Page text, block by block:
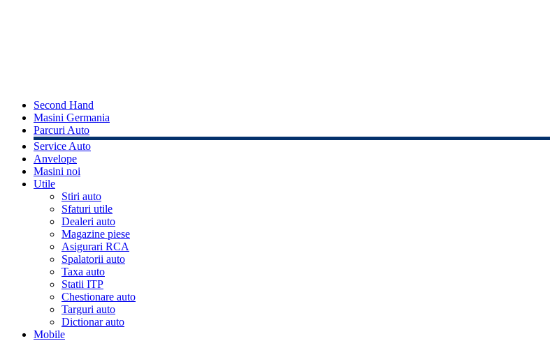
Second Hand
Masini Germania
Parcuri Auto
Service Auto
Anvelope
Masini noi
Utile
Stiri auto
Sfaturi utile
Dealeri auto
Magazine piese
Asigurari RCA
Spalatorii auto
Taxa auto
Statii ITP
Chestionare auto
Targuri auto
Dictionar auto
Mobile